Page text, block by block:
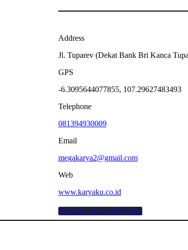
Address
Jl. Tuparev (Dekat Bank Bri Kanca
GPS
-6.3095644077855, 107.29627483493
Telephone
081394930009
Email
megakarya2@gmail.com
Web
www.karyaku.co.id
Navigate on Google Maps